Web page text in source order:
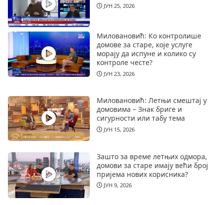
ЈУН 25, 2026
Миловановић: Ко контролише
домове за старе, које услуге
морају да испуне и колико су
контроле честе?
ЈУН 23, 2026
Миловановић: Летњи смештај у
домовима – Знак бриге и
сигурности или табу тема
ЈУН 15, 2026
Зашто за време летњих одмора,
домови за старе имају већи број
пријема нових корисника?
ЈУН 9, 2026